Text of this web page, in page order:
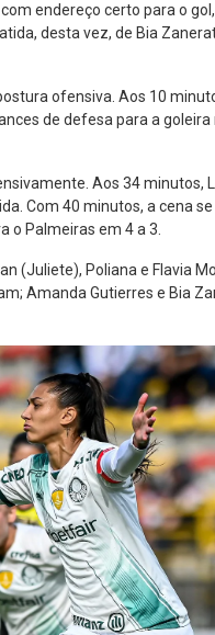
endereço certo para o
desta vez, de Bia
ofensiva. Aos 10
de defesa para a goleira
Aos 34 minutos,
Com 40 minutos, a cena
o Palmeiras em 4 a 3.
(Juliete), Poliana e Flavia
Amanda Gutierres e Bia